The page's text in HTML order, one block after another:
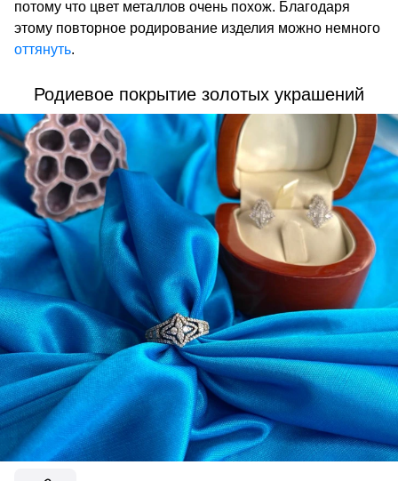
потому что цвет металлов очень похож. Благодаря
этому повторное родирование изделия можно немного
оттянуть.
Родиевое покрытие золотых украшений